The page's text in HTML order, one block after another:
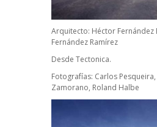
Arquitecto: Héctor Fernández
Fernández Ramírez
Desde Tectonica.
Fotografías: Carlos
Zamorano, Roland Halbe